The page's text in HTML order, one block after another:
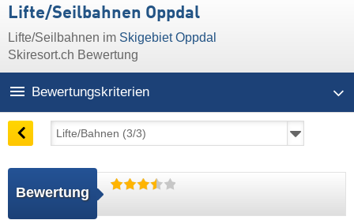
Lifte/Seilbahnen Oppdal
Lifte/Seilbahnen im Skigebiet Oppdal
Skiresort.ch Bewertung
Bewertungskriterien
Bewertung